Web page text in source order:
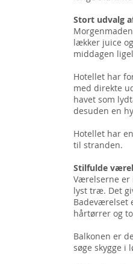
Stort udvalg
lækker juice
middagen
Hotellet har
med direkte
havet som
desuden en
Hotellet har
til stranden.
Stilfulde
Værelserne
lyst træ. Det
Badeværelset
hårtørrer og
Balkonen er
søge skygge i